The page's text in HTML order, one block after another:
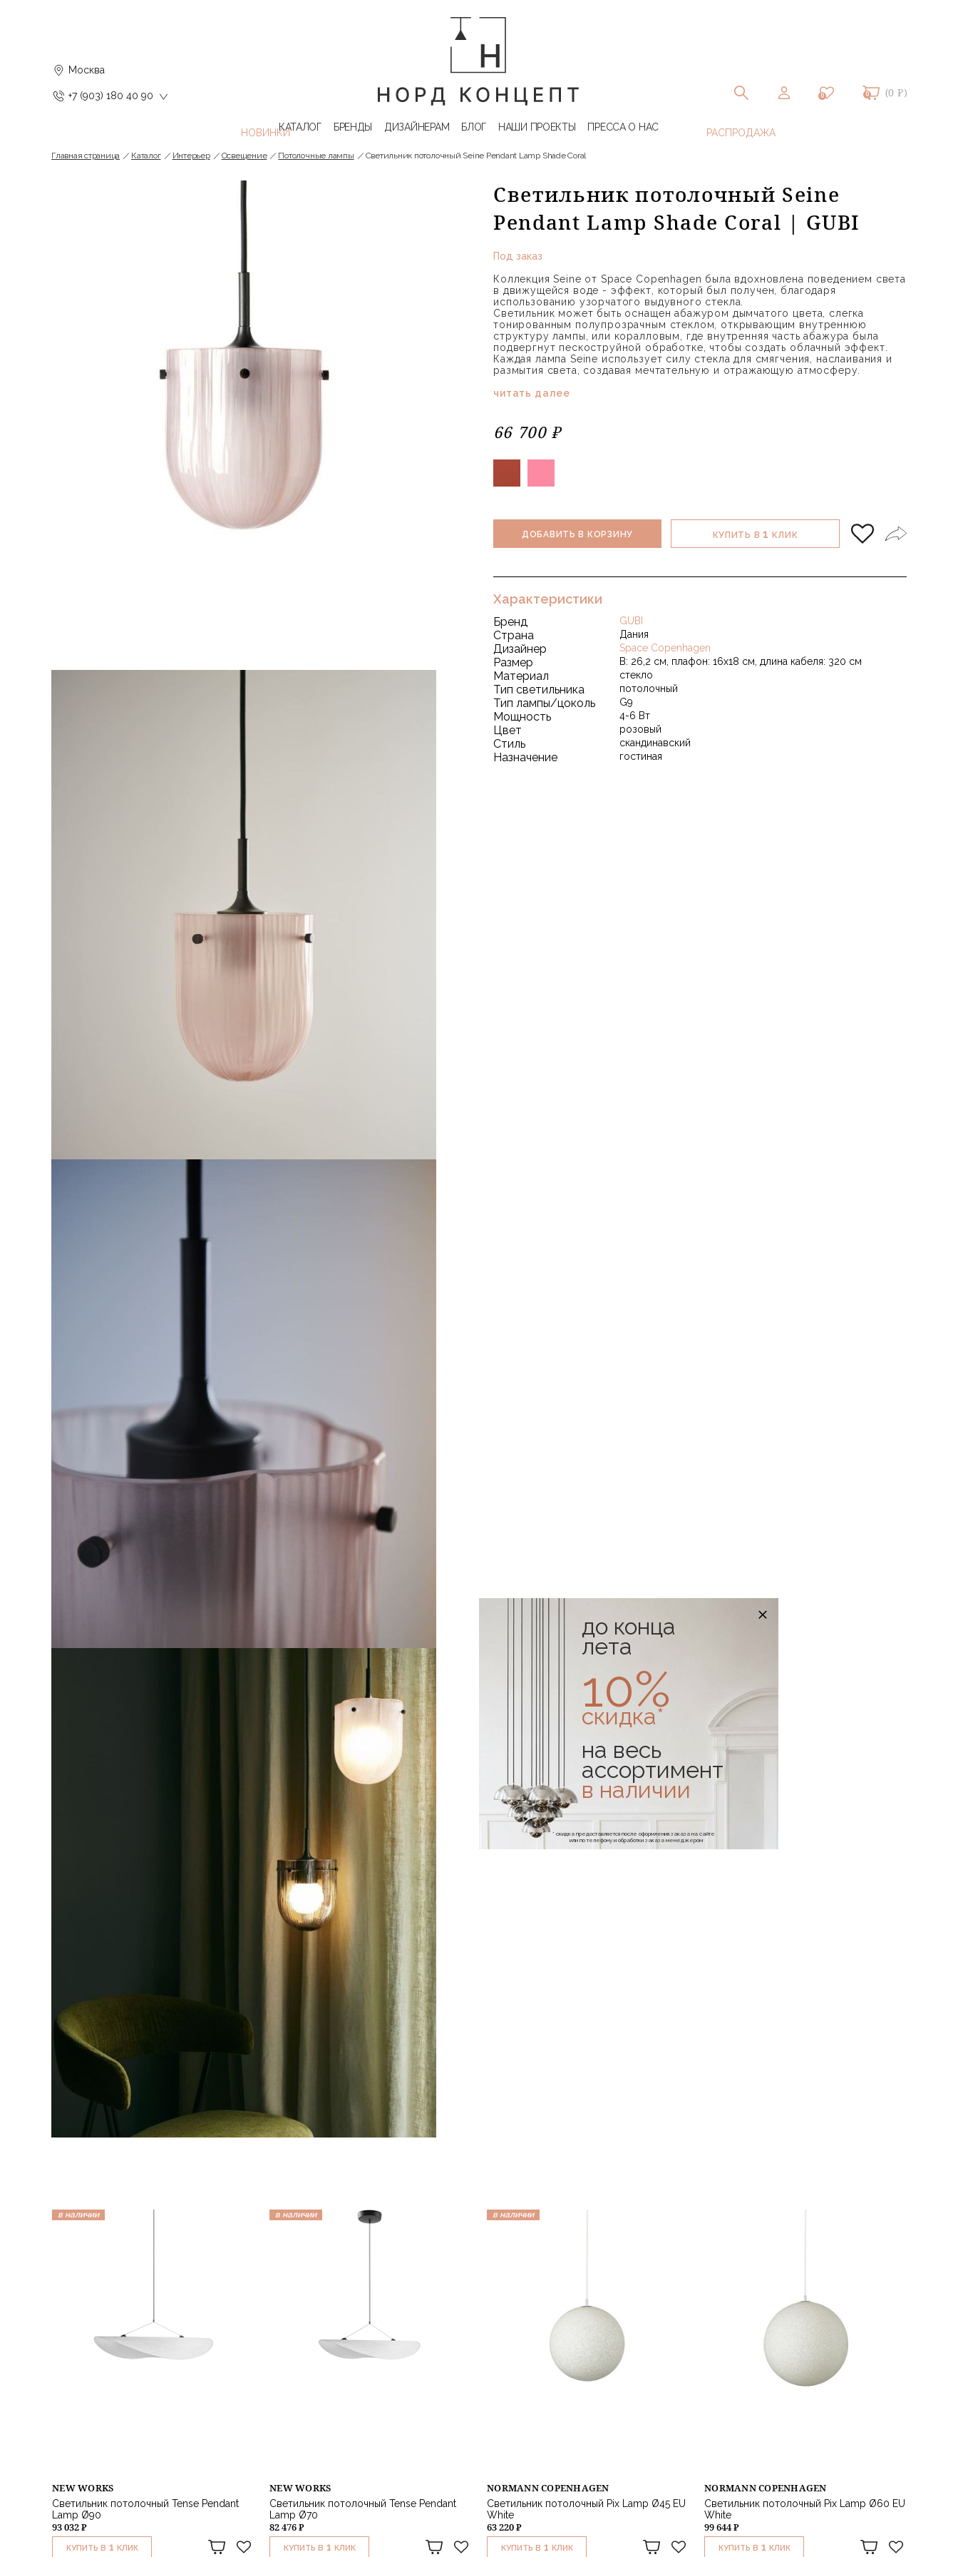
Москва
+7 (903) 180 40 90 0 0 (0 ₽)
КАТАЛОГ БРЕНДЫ ДИЗАЙНЕРАМ БЛОГ НАШИ ПРОЕКТЫ ПРЕССА О НАС
Главная страница Каталог Интерьер Освещение Потолочные лампы Светильник потолочный Seine Pendant Lamp Shade Coral
Светильник потолочный Seine
Pendant Lamp Shade Coral | GUBI
Под заказ
Коллекция Seine от Space Copenhagen была вдохновлена поведением света
в движущейся воде - эффект, который был получен, благодаря
использованию узорчатого выдувного стекла.
Светильник может быть оснащен абажуром дымчатого цвета, слегка
тонированным полупрозрачным стеклом, открывающим внутреннюю
структуру лампы, или коралловым, где внутренняя часть абажура была
подвергнут пескоструйной обработке, чтобы создать облачный эффект.
Каждая лампа Seine использует силу стекла для смягчения, наслаивания и
размытия света, создавая мечтательную и отражающую атмосферу.
читать далее
66 700 ₽
ДОБАВИТЬ В КОРЗИНУ КУПИТЬ В1 КЛИК
Характеристики
Бренд GUBI
Страна Дания
Дизайнер Space Copenhagen
Размер В: 26,2 см, плафон: 16x18 см, длина кабеля: 320 см
Материал стекло
Тип светильника потолочный
Тип лампы/цоколь G9
Мощность 4-6 Вт
Цвет розовый
Стиль скандинавский
Назначение гостиная
в наличии
NEW WORKS
Светильник потолочный Tense Pendant
Lamp Ø90
93 032 ₽
КУПИТЬ В 1 КЛИК
в наличии
NEW WORKS
Светильник потолочный Tense Pendant
Lamp Ø70
82 476 ₽
КУПИТЬ В 1 КЛИК
в наличии
NORMANN COPENHAGEN
Светильник потолочный Pix Lamp Ø45 EU
White
63 220 ₽
КУПИТЬ В 1 КЛИК
NORMANN COPENHAGEN
Светильник потолочный Pix Lamp Ø60 EU
White
99 644 ₽
КУПИТЬ В 1 КЛИК
до конца
лета
10%
скидка*
на весь
ассортимент
в наличии
* скидка предоставляется после оформления заказа на сайте
или по телефону и обработки заказа менеджером